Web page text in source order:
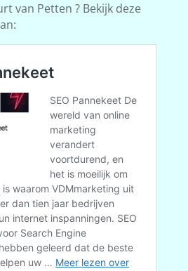
van Petten ? Bekijk deze